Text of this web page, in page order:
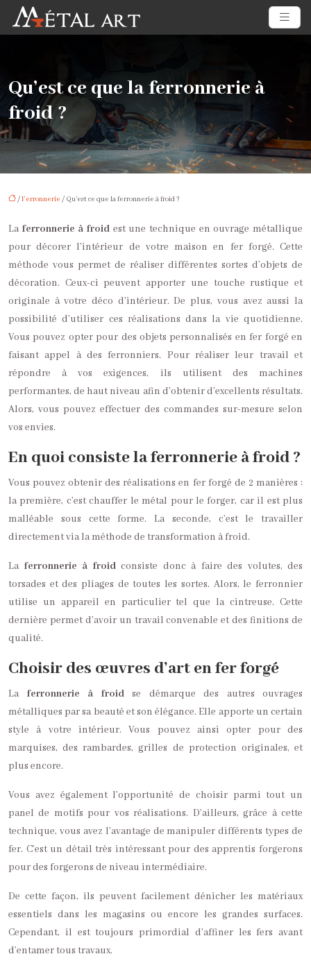
Qu’est ce que la ferronnerie à
froid ?
/Ferronnerie / Qu’est ce que la ferronnerie à froid ?
La ferronnerie à froid est une technique en ouvrage métallique
pour décorer l’intérieur de votre maison en fer forgé. Cette
méthode vous permet de réaliser différentes sortes d’objets de
décoration. Ceux-ci peuvent apporter une touche rustique et
originale à votre déco d’intérieur. De plus, vous avez aussi la
possibilité d’utiliser ces réalisations dans la vie quotidienne.
Vous pouvez opter pour des objets personnalisés en fer forgé en
faisant appel à des ferronniers. Pour réaliser leur travail et
répondre à vos exigences, ils utilisent des machines
performantes, de haut niveau afin d’obtenir d’excellents résultats.
Alors, vous pouvez effectuer des commandes sur-mesure selon
vos envies.
En quoi consiste la ferronnerie à froid ?
Vous pouvez obtenir des réalisations en fer forgé de 2 manières :
la première, c’est chauffer le métal pour le forger, car il est plus
malléable sous cette forme. La seconde, c’est le travailler
directement via la méthode de transformation à froid.
La ferronnerie à froidconsiste donc à faire des volutes, des
torsades et des pliages de toutes les sortes. Alors, le ferronnier
utilise un appareil en particulier tel que la cintreuse. Cette
dernière permet d’avoir un travail convenable et des finitions de
qualité.
Choisir des œuvres d’art en fer forgé
Laferronnerie à froidse démarque des autres ouvrages
métalliques par sa beauté et son élégance. Elle apporte un certain
style à votre intérieur. Vous pouvez ainsi opter pour des
marquises, des rambardes, grilles de protection originales, et
plus encore.
Vous avez également l’opportunité de choisir parmi tout un
panel de motifs pour vos réalisations. D’ailleurs, grâce à cette
technique, vous avez l’avantage de manipuler différents types de
fer. C’est un détail très intéressant pour des apprentis forgerons
pour des forgerons de niveau intermédiaire.
De cette façon, ils peuvent facilement dénicher les matériaux
essentiels dans les magasins ou encore les grandes surfaces.
Cependant, il est toujours primordial d’affiner les fers avant
d’entamer tous travaux.